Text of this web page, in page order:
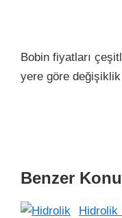
Bobin fiyatları
yere göre
Benzer
Hidrolik